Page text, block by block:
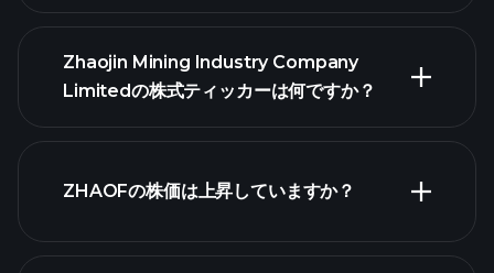
詳
Zhaojin Mining Industry Company
Limitedの株式ティッカーは何ですか？
ZHAOFの株価は上昇していますか？